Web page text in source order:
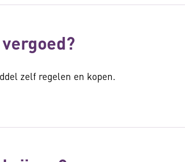
zelf regelen en kopen.